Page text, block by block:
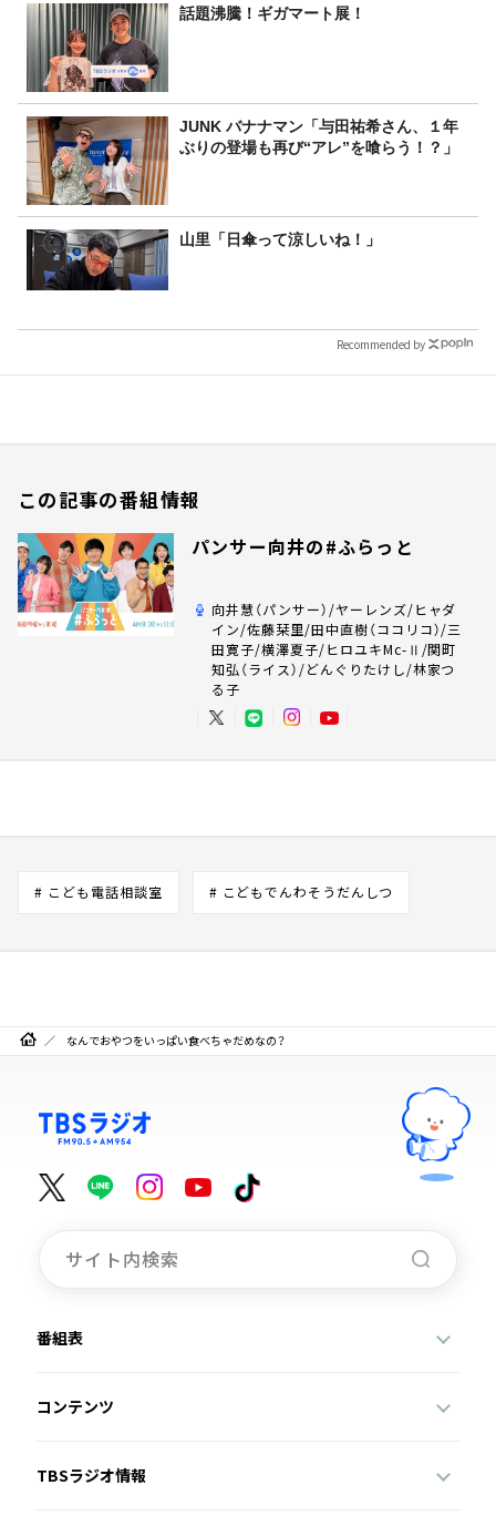
話題沸騰！ギガマート展！
JUNK バナナマン「与田祐希さん、１年
ぶりの登場も再び“アレ”を喰らう！？」
山里「日傘って涼しいね！」
Recommended by
この記事の番組情報
パンサー向井の#ふらっと
向井慧（パンサー）/ヤーレンズ/ヒャダ
イン/佐藤栞里/田中直樹（ココリコ）/三
田寛子/横澤夏子/ヒロユキMc-Ⅱ/関町
知弘（ライス）/どんぐりたけし/林家つ
る子
# こども電話相談室 # こどもでんわそうだんしつ
なんでおやつをいっぱい食べちゃだめなの？
番組表
コンテンツ
TBSラジオ情報